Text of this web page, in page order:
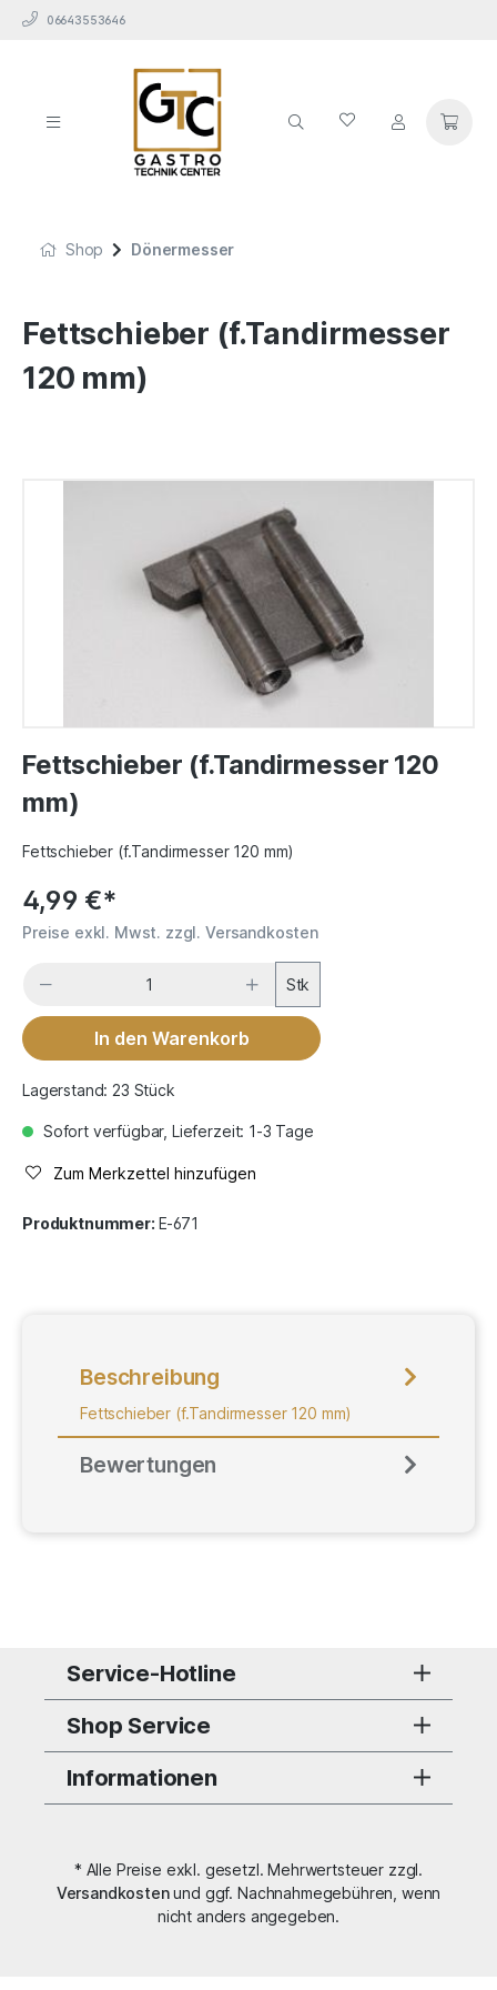
06643553646
Shop Dönermesser
Fettschieber (f.Tandirmesser
120 mm)
Fettschieber (f.Tandirmesser 120
mm)
Fettschieber (f.Tandirmesser 120 mm)
4,99 €*
Preise exkl. Mwst. zzgl. Versandkosten
Stk
In den Warenkorb
Lagerstand: 23 Stück
Sofort verfügbar, Lieferzeit: 1-3 Tage
Zum Merkzettel hinzufügen
Produktnummer: E-671
Beschreibung
Fettschieber (f.Tandirmesser 120 mm)
Bewertungen
Service-Hotline
Shop Service
Informationen
* Alle Preise exkl. gesetzl. Mehrwertsteuer zzgl.
Versandkostenund ggf. Nachnahmegebühren, wenn
nicht anders angegeben.